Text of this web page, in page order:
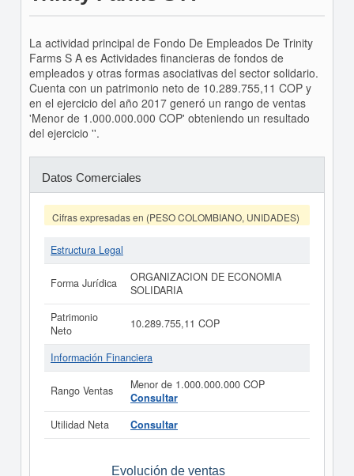
La actividad principal de Fondo De Empleados De Trinity
Farms S A es Actividades financieras de fondos de
empleados y otras formas asociativas del sector solidario.
Cuenta con un patrimonio neto de 10.289.755,11 COP y
en el ejercicio del año 2017 generó un rango de ventas
'Menor de 1.000.000.000 COP' obteniendo un resultado
del ejercicio ''.
Datos Comerciales
Cifras expresadas en (PESO COLOMBIANO, UNIDADES)
Estructura Legal
Forma Jurídica
ORGANIZACION DE ECONOMIA
SOLIDARIA
Patrimonio
Neto
10.289.755,11 COP
Información Financiera
Rango Ventas
Menor de 1.000.000.000 COP
Consultar
Utilidad Neta
Consultar
Evolución de ventas